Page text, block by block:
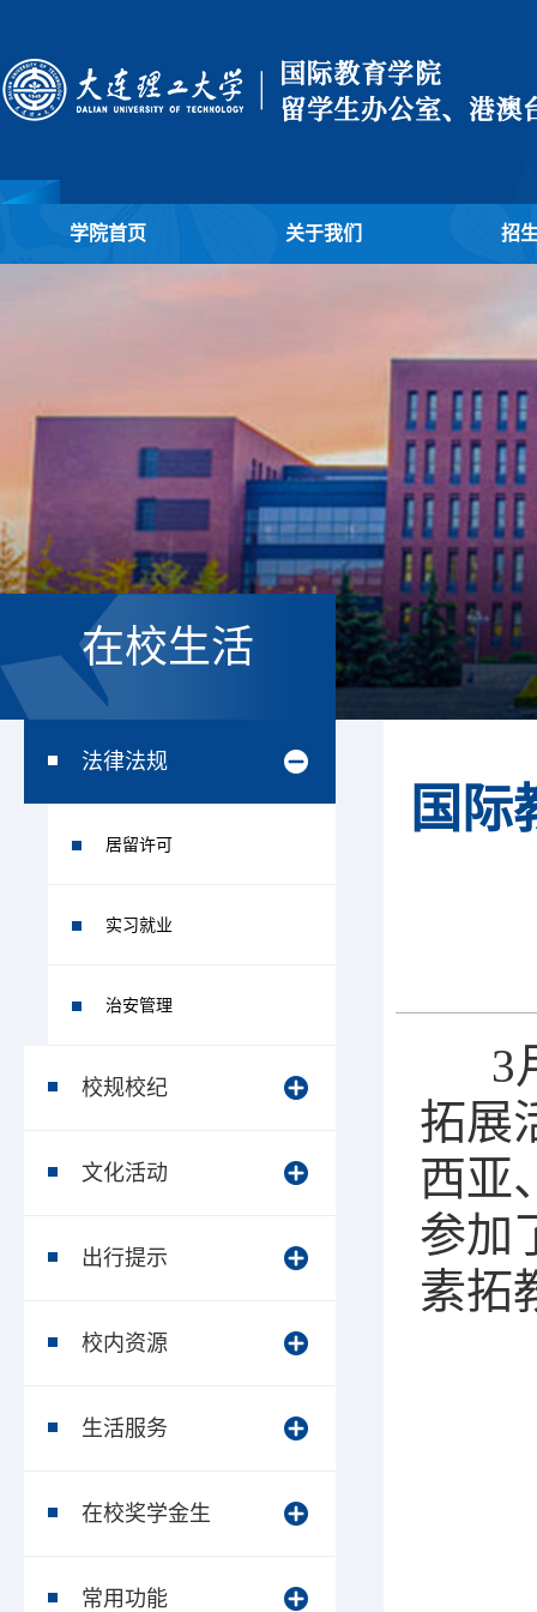
学院首页 关于我们 招
在校生活
法律法规
居留许可
实习就业
治安管理
校规校纪
文化活动
出行提示
校内资源
生活服务
在校奖学金生
常用功能
国际
3月
拓展
西亚
参加
素拓